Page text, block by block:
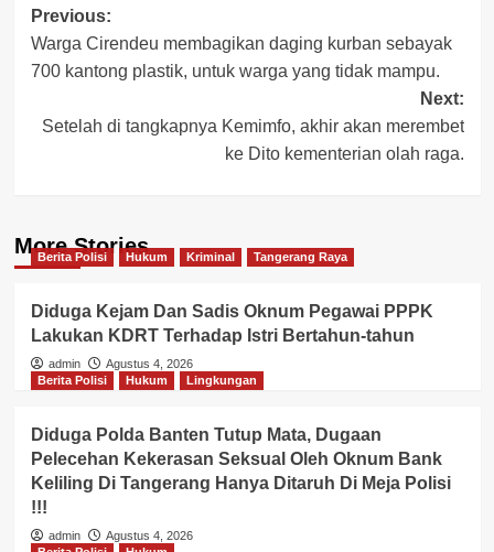
Post
navigation
Previous:
Warga Cirendeu membagikan daging kurban sebayak
700 kantong plastik, untuk warga yang tidak mampu.
Next:
Setelah di tangkapnya Kemimfo, akhir akan merembet
ke Dito kementerian olah raga.
More Stories
Berita Polisi Hukum Kriminal Tangerang Raya
Diduga Kejam Dan Sadis Oknum Pegawai PPPK
Lakukan KDRT Terhadap Istri Bertahun-tahun
admin
Agustus 4, 2026
Berita Polisi
Hukum Lingkungan
Diduga Polda Banten Tutup Mata, Dugaan
Pelecehan Kekerasan Seksual Oleh Oknum Bank
Keliling Di Tangerang Hanya Ditaruh Di Meja Polisi
!!!
admin
Agustus 4, 2026